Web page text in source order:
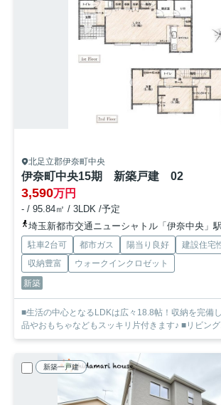
北足立郡伊奈町中央
伊奈町中央15期 新築戸建 02
3,590万円
- / 95.84㎡ / 3LDK /予定
埼玉新都市交通ニューシャトル「伊奈中央」
駐車2台可 都市ガス 陽当り良好
建設住宅
収納豊富
ウォークインクロゼット
新築
■生活の中心となるLDKは広々18.8帖！収納を完備
品やおもちゃなどもスッキリ片付きます♪ ■リビン
新築一戸建